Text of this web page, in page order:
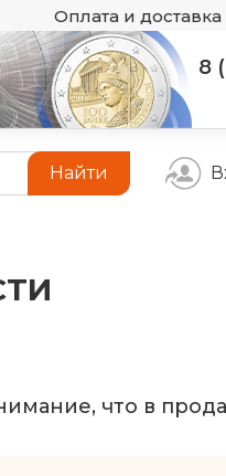
Оплата и доставка
8
Найти
что в